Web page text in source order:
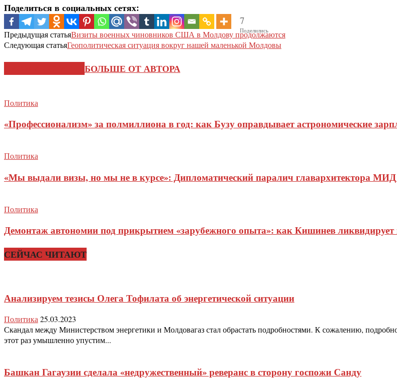
Поделиться в социальных сетях:
7
Поделились
Предыдущая статьяВизиты военных чиновников США в Молдову продолжаются
Следующая статьяГеополитическая ситуация вокруг нашей маленькой Молдовы
БОЛЬШЕ ОТ АВТОРА
Политика
«Профессионализм» за полмиллиона в год: как Бузу оправдывает астрономические
Политика
«Мы выдали визы, но мы не в курсе»: Дипломатический паралич главархитектора
Политика
Демонтаж автономии под прикрытием «зарубежного опыта»: как Кишинев ликвидирует
СЕЙЧАС ЧИТАЮТ
Анализируем тезисы Олега Тофилата об энергетической ситуации
Политика25.03.2023
Скандал между Министерством энергетики и Молдовагаз стал обрастать подробностями. К сожалению,
этот раз умышленно упустим...
Башкан Гагаузии сделала «недружественный» реверанс в сторону госпожи Санду